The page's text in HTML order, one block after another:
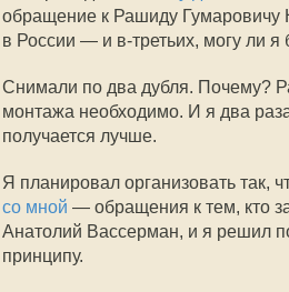
обращение к Рашиду Гумаровичу
в России — и в-третьих, могу ли
Снимали по два дубля. Почему?
монтажа необходимо. И я два
получается лучше.
Я планировал организовать так,
со мной — обращения к тем, кто
Анатолий Вассерман, и я решил
принципу.